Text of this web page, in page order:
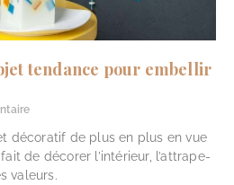
tendance pour embellir
décoratif de plus en plus en vue
de décorer l’intérieur, l’attrape-
valeurs.